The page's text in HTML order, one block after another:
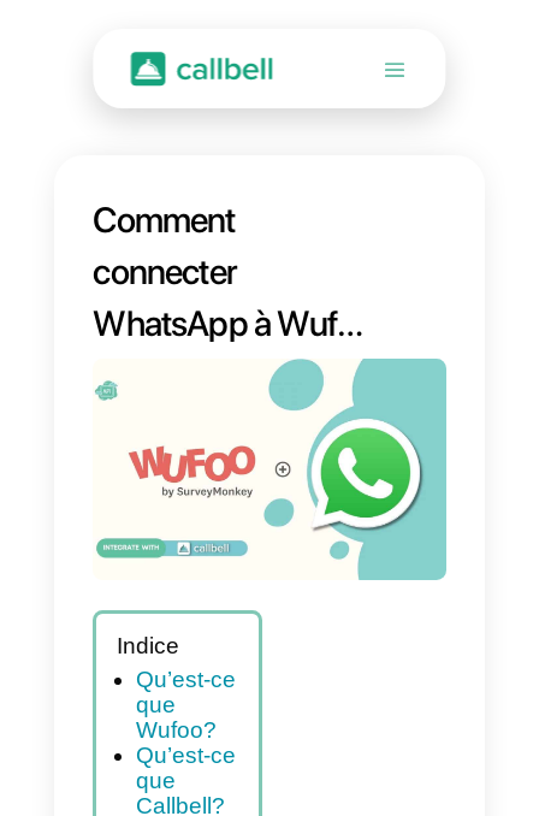
Comment
connecter
WhatsApp à Wufoo
| Callbell
Indice